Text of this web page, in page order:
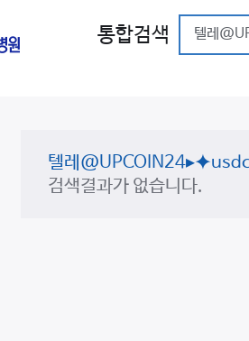
통합검색
텔레
검색결과가 없습니다.